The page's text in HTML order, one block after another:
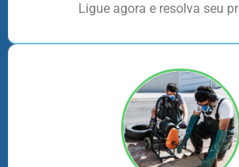
Ligue agora e resolva seu